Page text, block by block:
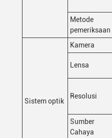
Metode
pemeriksaan
Sistem optik
Kamera
Lensa
Resolusi
Sumber
Cahaya